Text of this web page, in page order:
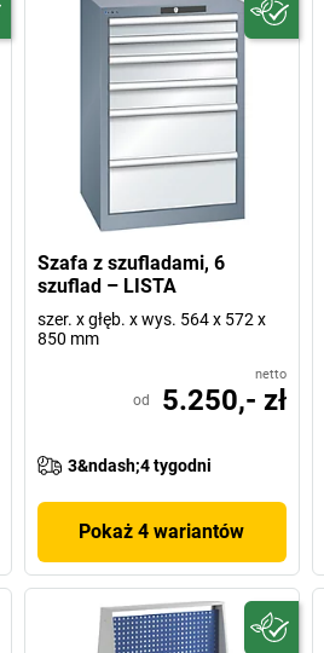
Szafa z szufladami, 6
szuflad – LISTA
szer. x głęb. x wys. 564 x 572 x
850 mm
netto
od 5.250,- zł
3&ndash;4 tygodni
Pokaż 4 wariantów